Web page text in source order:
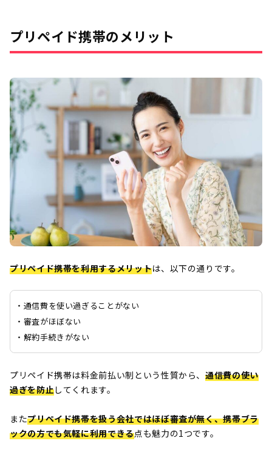
い プリペイドSIMがおすすめな人 上
記について解説していきます。
プリペイド携帯のメリット
プリペイド携帯を利用するメリットは、以下の通りです。
・通信費を使い過ぎることがない
・審査がほぼない
・解約手続きがない
プリペイド携帯は料金前払い制という性質から、通信費の使い
過ぎを防止してくれます。
またプリペイド携帯を扱う会社ではほぼ審査が無く、携帯ブラ
ックの方でも気軽に利用できる点も魅力の1つです。